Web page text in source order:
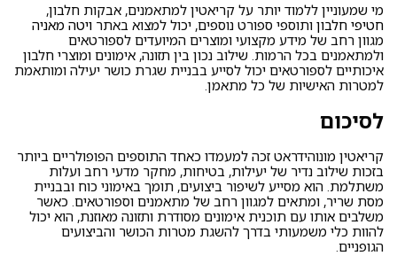
מי שמעוניין ללמוד יותר על קריאטין למתאמנים, אבקות חלבון,
חטיפי חלבון ותוספי ספורט נוספים, יכול למצוא באתר ויטה מאניה
מגוון רחב של מידע מקצועי ומוצרים המיועדים לספורטאים
ולמתאמנים בכל הרמות. שילוב נכון בין תזונה, אימונים ומוצרי חלבון
איכותיים לספורטאים יכול לסייע בבניית שגרת כושר יעילה ומותאמת
למטרות האישיות של כל מתאמן.
לסיכום
קריאטין מונוהידראט זכה למעמדו כאחד התוספים הפופולריים ביותר
בזכות שילוב נדיר של יעילות, בטיחות, מחקר מדעי רחב ועלות
משתלמת. הוא מסייע לשיפור ביצועים, תומך באימוני כוח ובבניית
מסת שריר, ומתאים למגוון רחב של מתאמנים וספורטאים. כאשר
משלבים אותו עם תוכנית אימונים מסודרת ותזונה מאוזנת, הוא יכול
להוות כלי משמעותי בדרך להשגת מטרות הכושר והביצועים
הגופניים.